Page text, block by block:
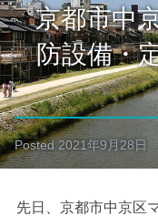
京都市中
防設備・
Posted2021年9月28日
先日、京都市中京区